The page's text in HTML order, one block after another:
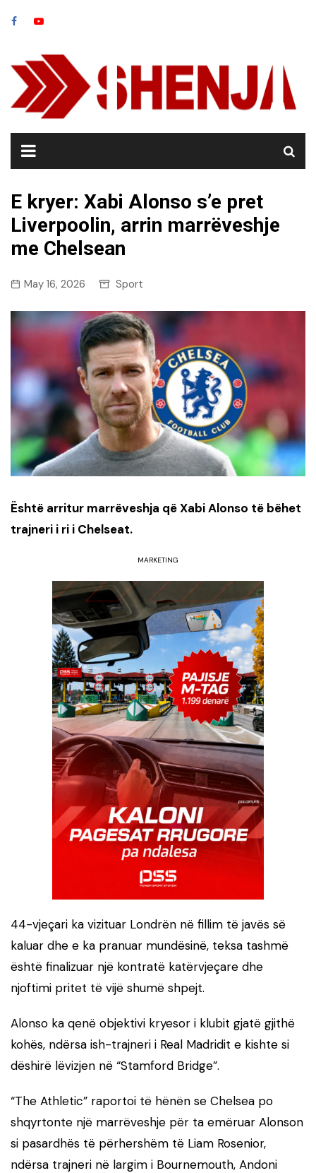
E kryer: Xabi Alonso s’e pret
Liverpoolin, arrin marrëveshje
me Chelsean
May 16, 2026 Sport
Është arritur marrëveshja që Xabi Alonso të bëhet
trajneri i ri i Chelseat.
MARKETING
44-vjeçari ka vizituar Londrën në fillim të javës së
kaluar dhe e ka pranuar mundësinë, teksa tashmë
është finalizuar një kontratë katërvjeçare dhe
njoftimi pritet të vijë shumë shpejt.
Alonso ka qenë objektivi kryesor i klubit gjatë gjithë
kohës, ndërsa ish-trajneri i Real Madridit e kishte si
dëshirë lëvizjen në “Stamford Bridge”.
“The Athletic” raportoi të hënën se Chelsea po
shqyrtonte një marrëveshje për ta emëruar Alonson
si pasardhës të përhershëm të Liam Rosenior,
ndërsa trajneri në largim i Bournemouth, Andoni